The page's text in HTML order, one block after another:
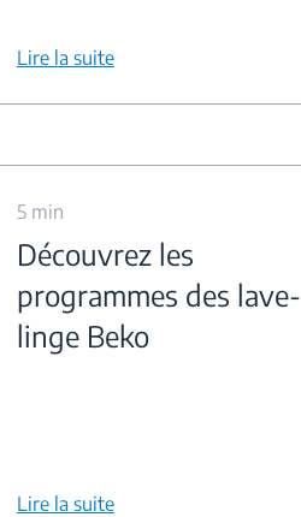
Lire la suite
5 min
Découvrez les
programmes des lave-
linge Beko
Lire la suite